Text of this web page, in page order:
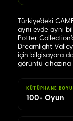
Türkiye'deki
aynı evde aynı
Potter
Dreamlight
için bilgisayara
görüntü cihazına
KÜTÜPHANE
100+ Oyun